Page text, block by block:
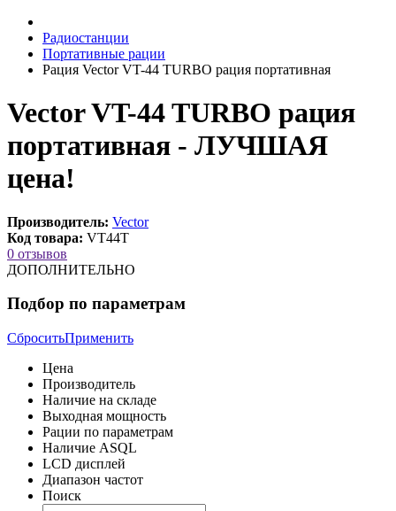
Радиостанции
Портативные рации
Рация Vector VT-44 TURBO рация портативная
Vector VT-44 TURBO рация
портативная - ЛУЧШАЯ
цена!
Производитель: Vector
Код товара: VT44T
0 отзывов
ДОПОЛНИТЕЛЬНО
Подбор по параметрам
СброситьПрименить
Цена
Производитель
Наличие на складе
Выходная мощность
Рации по параметрам
Наличие ASQL
LCD дисплей
Диапазон частот
Поиск